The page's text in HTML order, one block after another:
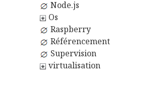
Node.js
Os
Raspberry
Référencement
Supervision
virtualisation